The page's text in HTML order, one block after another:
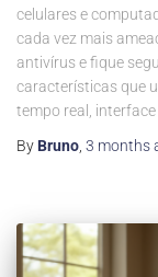
celulares e
cada vez mais
antivírus e fique
características que
tempo real,
By Bruno 3 months